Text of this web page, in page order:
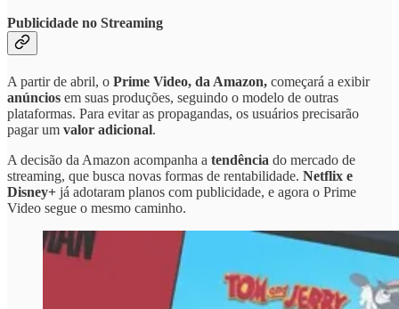
Publicidade no Streaming
A partir de abril, o Prime Video, da Amazon, começará a exibir
anúncios em suas produções, seguindo o modelo de outras
plataformas. Para evitar as propagandas, os usuários precisarão
pagar um valor adicional.
A decisão da Amazon acompanha a tendência do mercado de
streaming, que busca novas formas de rentabilidade. Netflix e
Disney+ já adotaram planos com publicidade, e agora o Prime
Video segue o mesmo caminho.